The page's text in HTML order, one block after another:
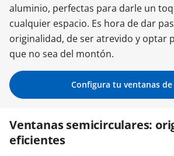
Iniciar sesión
Contacta con nosotros
aluminio, perfectas para darle un
cualquier espacio. Es hora de dar
originalidad, de ser atrevido y optar
que no sea del montón.
Configura tu ventanas de
Ventanas semicirculares:
eficientes